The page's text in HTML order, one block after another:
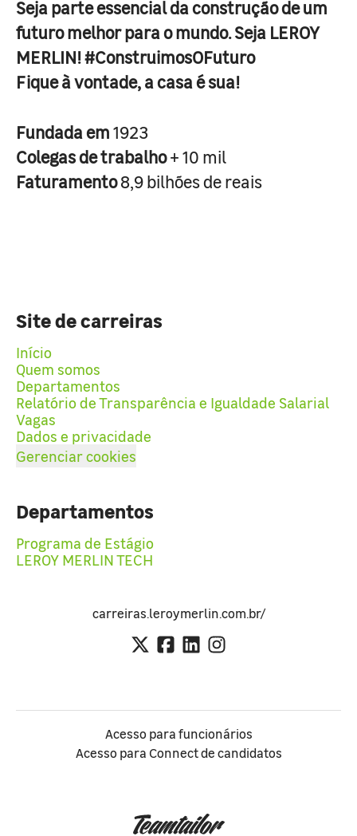
Seja parte essencial da construção de um
futuro melhor para o mundo. Seja LEROY
MERLIN! #ConstruimosOFuturo
Fique à vontade, a casa é sua!
Fundada em1923
Colegas de trabalho+ 10 mil
Faturamento8,9 bilhões de reais
Site de carreiras
Início
Quem somos
Departamentos
Relatório de Transparência e Igualdade Salarial
Vagas
Dados e privacidade
Gerenciar cookies
Departamentos
Programa de Estágio
LEROY MERLIN TECH
carreiras.leroymerlin.com.br/
Acesso para funcionários
Acesso para Connect de candidatos